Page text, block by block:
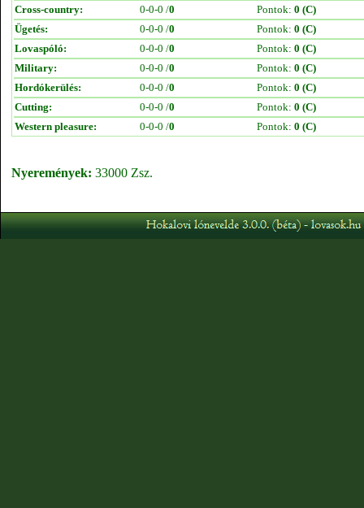
Cross-country:
0-0-0 /0 Pontok: 0 (C)
Ügetés:
0-0-0 /0 Pontok: 0 (C)
Lovaspóló:
0-0-0 /0 Pontok: 0 (C)
Military:
0-0-0 /0 Pontok: 0 (C)
Hordókerülés:
0-0-0 /0 Pontok: 0 (C)
Cutting:
0-0-0 /0 Pontok: 0 (C)
Western pleasure:
0-0-0 /0 Pontok: 0 (C)
Nyeremények: 33000 Zsz.